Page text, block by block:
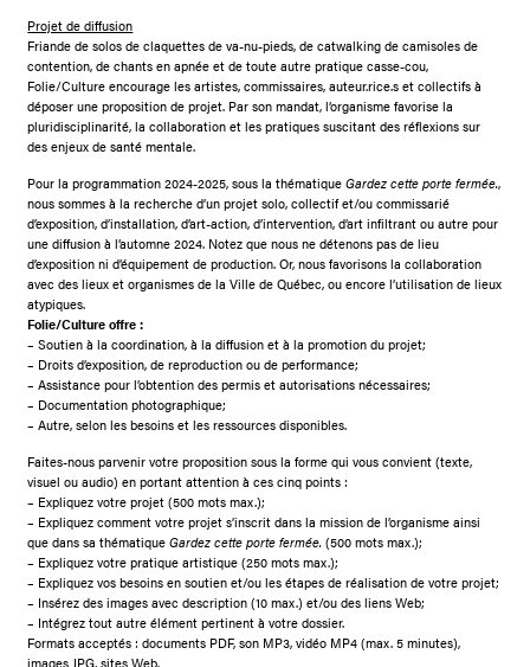
Projet de diffusion
Friande de solos de claquettes de va-nu-pieds, de catwalking de camisoles de
contention, de chants en apnée et de toute autre pratique casse-cou,
Folie/Culture encourage les artistes, commissaires, auteur.rice.s et collectifs à
déposer une proposition de projet. Par son mandat, l’organisme favorise la
pluridisciplinarité, la collaboration et les pratiques suscitant des réflexions sur
des enjeux de santé mentale.
Pour la programmation 2024-2025, sous la thématiqueGardez cette porte fermée.,
nous sommes à la recherche d’un projet solo, collectif et/ou commissarié
d’exposition, d’installation, d’art-action, d’intervention, d’art infiltrant ou autre pour
une diffusion à l’automne 2024. Notez que nous ne détenons pas de lieu
d’exposition ni d’équipement de production. Or, nous favorisons la collaboration
avec des lieux et organismes de la Ville de Québec, ou encore l’utilisation de lieux
atypiques.
Folie/Culture offre :
– Soutien à la coordination, à la diffusion et à la promotion du projet;
– Droits d’exposition, de reproduction ou de performance;
– Assistance pour l’obtention des permis et autorisations nécessaires;
– Documentation photographique;
– Autre, selon les besoins et les ressources disponibles.
Faites-nous parvenir votre proposition sous la forme qui vous convient (texte,
visuel ou audio) en portant attention à ces cinq points :
– Expliquez votre projet (500 mots max.);
– Expliquez comment votre projet s’inscrit dans la mission de l’organisme ainsi
que dans sa thématiqueGardez cette porte fermée. (500 mots max.);
– Expliquez votre pratique artistique (250 mots max.);
– Expliquez vos besoins en soutien et/ou les étapes de réalisation de votre projet;
– Insérez des images avec description (10 max.) et/ou des liens Web;
– Intégrez tout autre élément pertinent à votre dossier.
Formats acceptés : documents PDF, son MP3, vidéo MP4 (max. 5 minutes),
images JPG, sites Web.